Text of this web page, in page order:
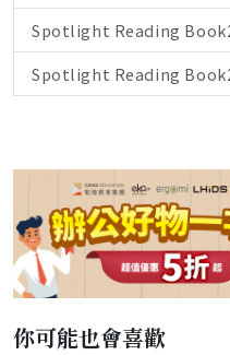
Spotlight Reading
Spotlight Reading
你可能也會喜歡